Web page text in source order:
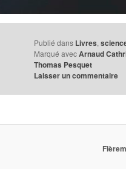
Publié dans Livres,
Marqué avec Arnaud
Thomas Pesquet
Laisser un commentaire